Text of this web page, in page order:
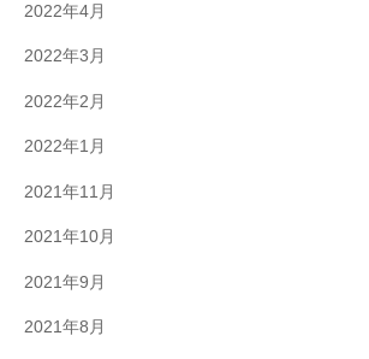
2022年4月
2022年3月
2022年2月
2022年1月
2021年11月
2021年10月
2021年9月
2021年8月